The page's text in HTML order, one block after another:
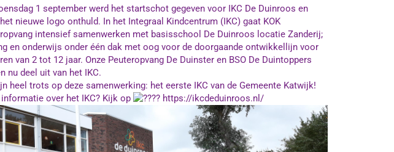
1 september werd het startschot gegeven voor IKC De Duinroos en
nieuwe logo onthuld. In het Integraal Kindcentrum (IKC) gaat KOK
intensief samenwerken met basisschool De Duinroos locatie Zanderij;
en onderwijs onder één dak met oog voor de doorgaande ontwikkellijn voor
van 2 tot 12 jaar. Onze Peuteropvang De Duinster en BSO De Duintoppers
nu deel uit van het IKC.
heel trots op deze samenwerking: het eerste IKC van de Gemeente Katwijk!
over het IKC? Kijk op
https://ikcdeduinroos.nl/